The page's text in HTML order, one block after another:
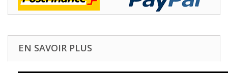
EN SAVOIR PLUS